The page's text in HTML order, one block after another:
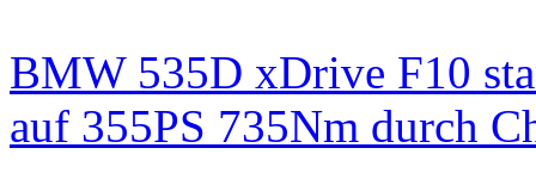
BMW 535D xDrive F10
auf 355PS 735Nm durch